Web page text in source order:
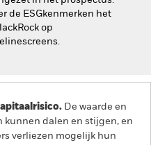
de ESGkenmerken het
op
De waarde en
dalen en stijgen, en
verliezen mogelijk hun